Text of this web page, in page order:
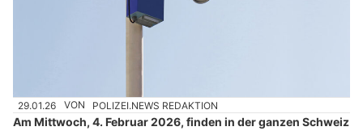
29.01.26 VON POLIZEI.NEWS REDAKTION
Am Mittwoch, 4. Februar 2026, finden in der ganzen Schweiz